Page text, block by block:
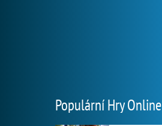
Populární Hry Online